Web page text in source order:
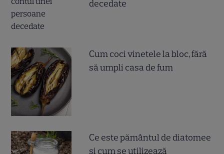
decedate
Cum coci vinetele la bloc, fără
să umpli casa de fum
Ce este pământul de diatomee
și cum se utilizează